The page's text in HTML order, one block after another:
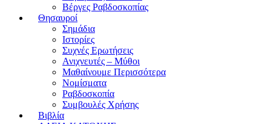
Βέργες Ραβδοσκοπίας
Θησαυροί
Σημάδια
Ιστορίες
Συχνές Ερωτήσεις
Ανιχνευτές – Μύθοι
Μαθαίνουμε Περισσότερα
Νομίσματα
Ραβδοσκοπία
Συμβουλές Χρήσης
Βιβλία